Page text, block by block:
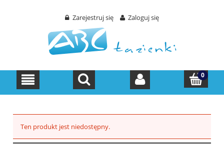
Zarejestruj się Zaloguj się
Ten produkt jest niedostępny.